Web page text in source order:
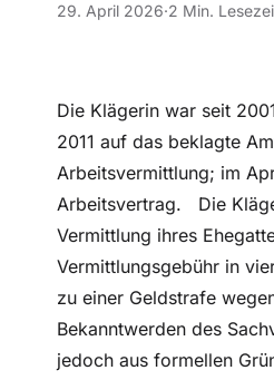
29. April 2026·2 Min.
Die Klägerin war seit
2011 auf das beklagte
Arbeitsvermittlung; im
Arbeitsvertrag. Die
Vermittlung ihres
Vermittlungsgebühr in
zu einer Geldstrafe
Bekanntwerden des
jedoch aus formellen